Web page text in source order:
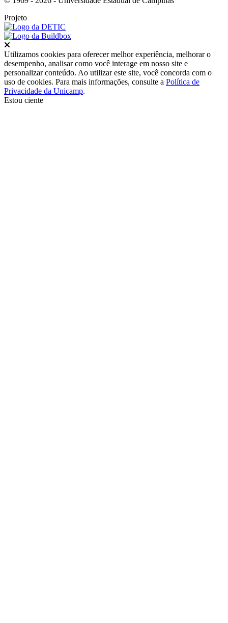
Projeto
Utilizamos cookies para oferecer melhor experiência, melhorar o
desempenho, analisar como você interage em nosso site e
personalizar conteúdo. Ao utilizar este site, você concorda com o
uso de cookies. Para mais informações, consulte a Política de
Privacidade da Unicamp.
Estou ciente